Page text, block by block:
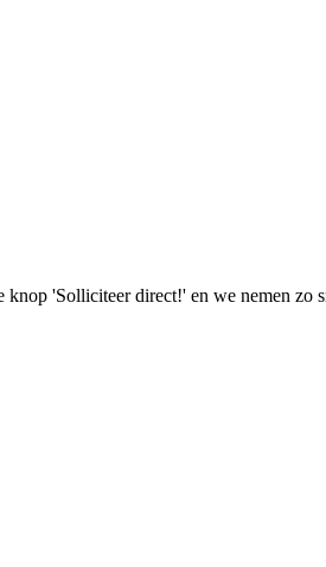
'Solliciteer direct!' en we nemen zo